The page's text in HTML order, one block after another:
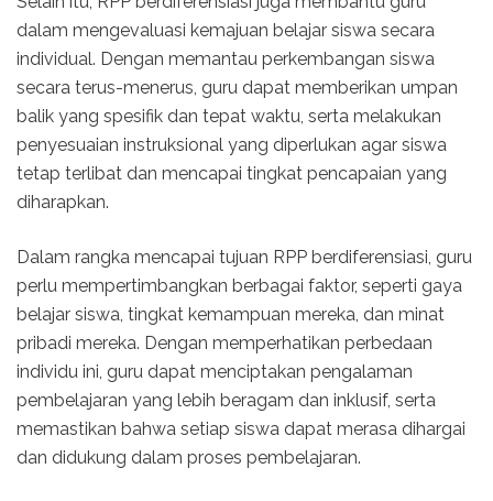
dalam mengevaluasi kemajuan belajar siswa secara
individual. Dengan memantau perkembangan siswa
secara terus-menerus, guru dapat memberikan umpan
balik yang spesifik dan tepat waktu, serta melakukan
penyesuaian instruksional yang diperlukan agar siswa
tetap terlibat dan mencapai tingkat pencapaian yang
diharapkan.
Dalam rangka mencapai tujuan RPP berdiferensiasi, guru
perlu mempertimbangkan berbagai faktor, seperti gaya
belajar siswa, tingkat kemampuan mereka, dan minat
pribadi mereka. Dengan memperhatikan perbedaan
individu ini, guru dapat menciptakan pengalaman
pembelajaran yang lebih beragam dan inklusif, serta
memastikan bahwa setiap siswa dapat merasa dihargai
dan didukung dalam proses pembelajaran.